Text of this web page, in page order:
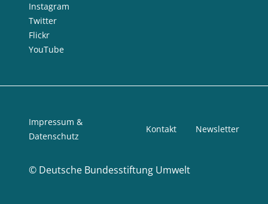
Instagram
Twitter
Flickr
YouTube
© Deutsche Bundesstiftung Umwelt
Impressum &
Datenschutz
Kontakt Newsletter